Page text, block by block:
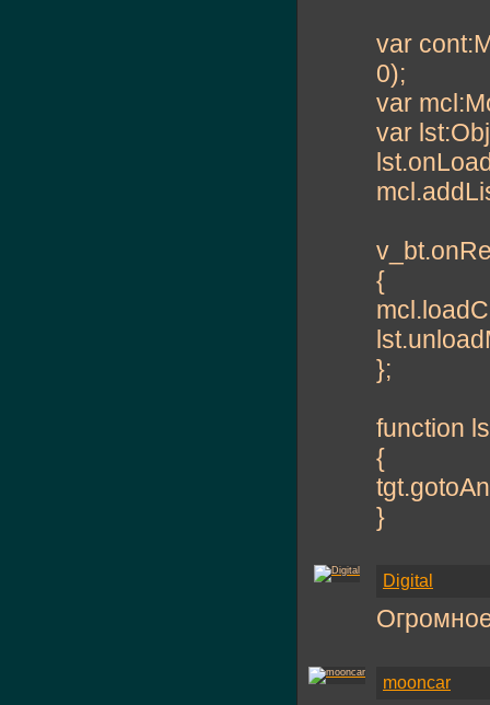
var
0);
var
var
{
};
function
{
}
Digital
mooncar